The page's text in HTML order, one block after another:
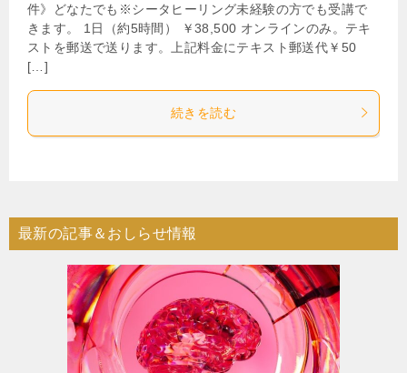
件》どなたでも※シータヒーリング未経験の方でも受講で
きます。 1日（約5時間） ￥38,500 オンラインのみ。テキ
ストを郵送で送ります。上記料金にテキスト郵送代￥50
[…]
続きを読む
最新の記事＆おしらせ情報